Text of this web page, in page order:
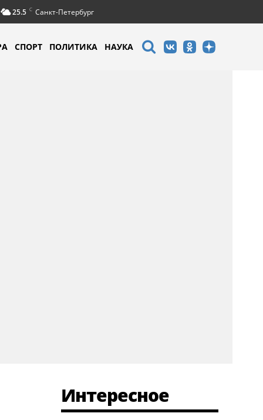
25.5 C Санкт-Петербург
СПОРТ ПОЛИТИКА НАУКА
Интересное